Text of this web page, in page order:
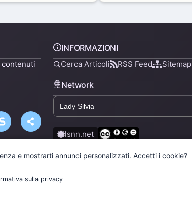
prestiti agli studenti
e mostrarti annunci personalizzati. Accetti i cookie?
sulla privacy
contenuti
INFORMAZIONI
Cerca Articoli RSS Feed Sitemap
Network
lsnn.net